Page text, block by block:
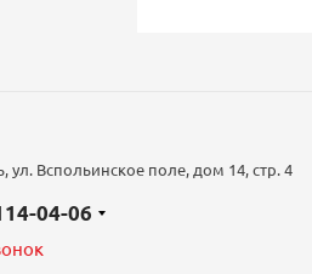
ул. Вспольинское поле, дом 14, стр. 4
04-06